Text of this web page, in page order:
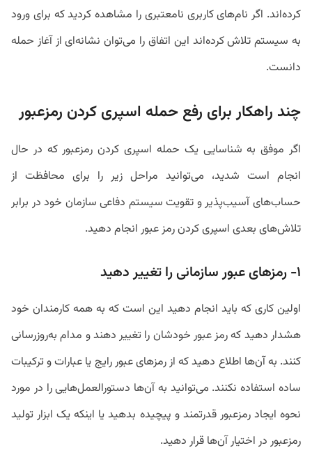
کرده‌اند. اگر نام‌های کاربری نامعتبری را مشاهده کردید که برای ورود
به سیستم تلاش کرده‌اند این اتفاق را می‌توان نشانه‌ای از آغاز حمله
دانست.
چند راهکار برای رفع حمله اسپری کردن رمزعبور
اگر موفق به شناسایی یک حمله اسپری کردن رمزعبور که در حال
انجام است شدید، می‌توانید مراحل زیر را برای محافظت از
حساب‌های آسیب‌پذیر و تقویت سیستم دفاعی سازمان خود در برابر
تلاش‌های بعدی اسپری کردن رمز عبور انجام دهید.
۱- رمزهای عبور سازمانی را تغییر دهید
اولین کاری که باید انجام دهید این است که به همه کارمندان خود
هشدار دهید که رمز عبور خودشان را تغییر دهند و مدام به‌روزرسانی
کنند. به آن‌ها اطلاع دهید که از رمزهای عبور رایج یا عبارات و ترکیبات
ساده استفاده نکنند. می‌توانید به آن‌ها دستورالعمل‌هایی را در مورد
نحوه ایجاد رمزعبور قدرتمند و پیچیده بدهید یا اینکه یک ابزار تولید
رمزعبور در اختیار آن‌ها قرار دهید.